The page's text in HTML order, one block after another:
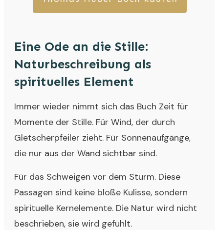
Eine Ode an die Stille:
Naturbeschreibung als
spirituelles Element
Immer wieder nimmt sich das Buch Zeit für
Momente der Stille. Für Wind, der durch
Gletscherpfeiler zieht. Für Sonnenaufgänge,
die nur aus der Wand sichtbar sind.
Für das Schweigen vor dem Sturm. Diese
Passagen sind keine bloße Kulisse, sondern
spirituelle Kernelemente. Die Natur wird nicht
beschrieben, sie wird gefühlt.